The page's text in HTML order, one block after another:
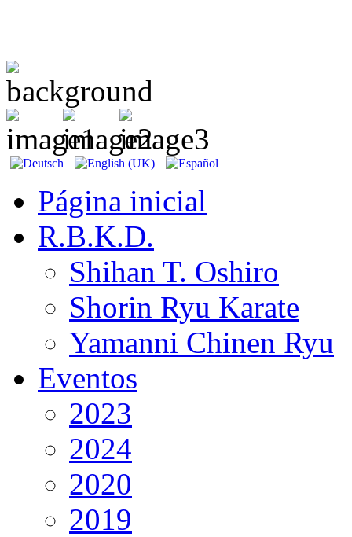
Página inicial
R.B.K.D.
Shihan T. Oshiro
Shorin Ryu Karate
Yamanni Chinen Ryu
Eventos
2023
2024
2020
2019